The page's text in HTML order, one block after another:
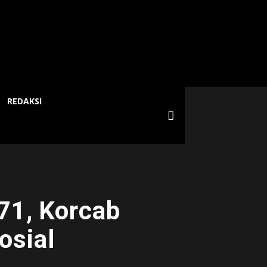
REDAKSI
Korcab